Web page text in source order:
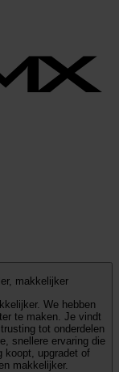
makkelijker
hebben
te maken. Je vindt
tot onderdelen
snellere ervaring die
koopt, upgradet of
makkelijker.